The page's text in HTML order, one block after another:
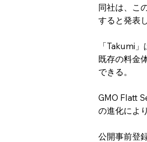
同社は、こ
すると発表し
「Takumi
既存の料金
できる。
GMO Flatt
の進化によ
公開事前登